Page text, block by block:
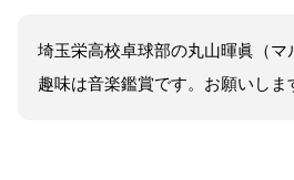
埼玉栄高校卓球部の丸山暉眞（マ
趣味は音楽鑑賞です。お願いしま